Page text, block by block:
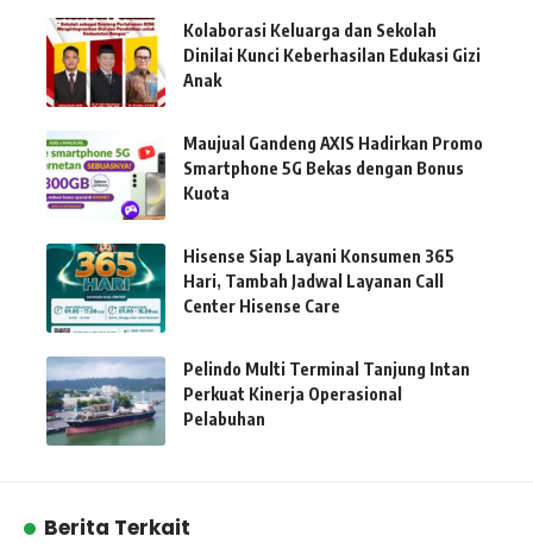
Kolaborasi Keluarga dan Sekolah
Dinilai Kunci Keberhasilan Edukasi Gizi
Anak
Maujual Gandeng AXIS Hadirkan Promo
Smartphone 5G Bekas dengan Bonus
Kuota
Hisense Siap Layani Konsumen 365
Hari, Tambah Jadwal Layanan Call
Center Hisense Care
Pelindo Multi Terminal Tanjung Intan
Perkuat Kinerja Operasional
Pelabuhan
Berita Terkait